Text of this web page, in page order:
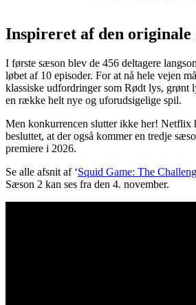
Inspireret af den originale
I første sæson blev de 456 deltagere
løbet af 10 episoder. For at nå hele vejen
klassiske udfordringer som Rødt lys, grønt
en række helt nye og uforudsigelige spil.
Men konkurrencen slutter ikke her! Netflix
besluttet, at der også kommer en tredje
premiere i 2026.
Se alle afsnit af ‘Squid Game: The
Sæson 2 kan ses fra den 4. november.